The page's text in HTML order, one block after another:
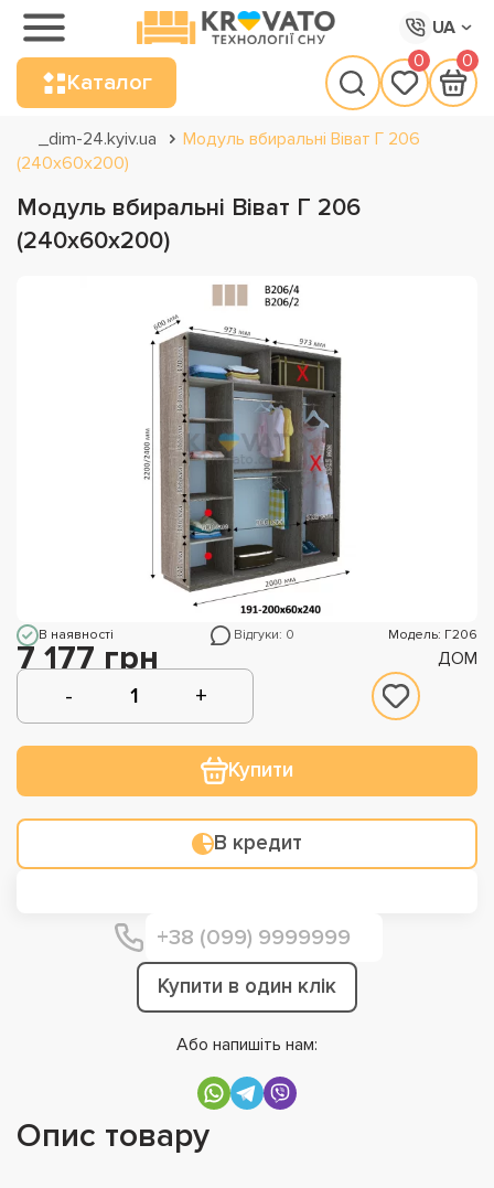
UA
Каталог
0 0
_dim-24.kyiv.ua
Модуль вбиральні Віват Г 206
(240х60х200)
Модуль вбиральні Віват Г 206
(240х60х200)
В наявності Відгуки: 0 Модель: Г206
7 177 грн ДОМ
Купити
В кредит
Купити в один клік
Або напишіть нам:
Опис товару